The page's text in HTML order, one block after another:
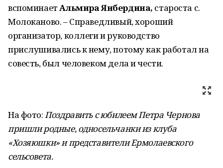
вспоминаетАльмира Янбердина, староста с.
Молоканово. – Справедливый, хороший
организатор, коллеги и руководство
прислушивались к нему, потому как работал на
совесть, был человеком дела и чести.
На фото:Поздравить с юбилеем Петра Чернова
пришли родные, односельчанки из клуба
«Хозяюшки» и представители Ермолаевского
сельсовета.